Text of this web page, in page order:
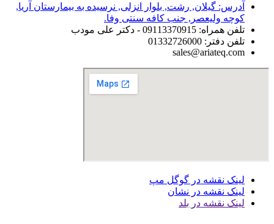
آدرس: گیلان, رشت, بلوار انزلی, نرسیده به بیمارستان آریا,
کوچه ولیعصر, جنب کافه سنتی وفا.
تلفن همراه: 09113370915 - دکتر علی مودب
تلفن دفتر: 01332726000
sales@ariateq.com
لینک نقشه در گوگل مپ
لینک نقشه در نشان
لینک نقشه در بلد